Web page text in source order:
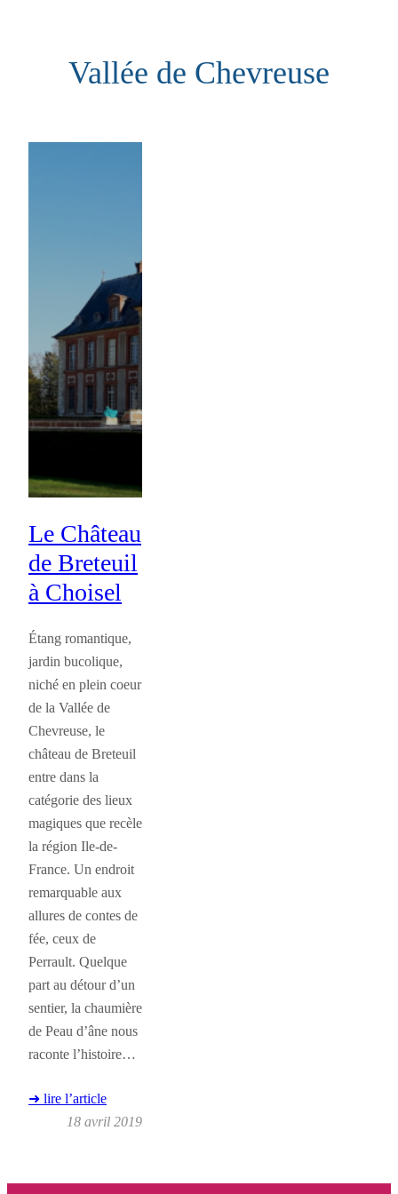
Vallée de Chevreuse
Le Château
de Breteuil
à Choisel
Étang romantique,
jardin bucolique,
niché en plein coeur
de la Vallée de
Chevreuse, le
château de Breteuil
entre dans la
catégorie des lieux
magiques que recèle
la région Ile-de-
France. Un endroit
remarquable aux
allures de contes de
fée, ceux de
Perrault. Quelque
part au détour d’un
sentier, la chaumière
de Peau d’âne nous
raconte l’histoire…
➜ lire l’article
18 avril 2019